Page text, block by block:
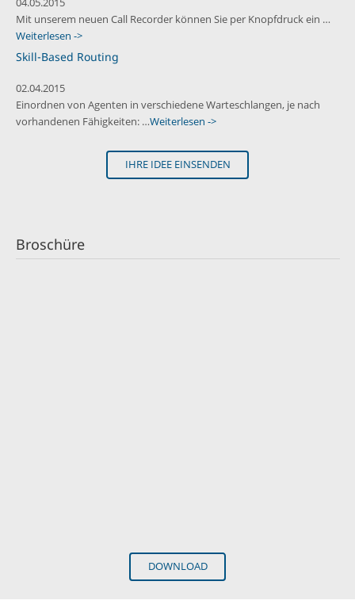
Mit unserem neuen Call Recorder können Sie per Knopfdruck ein …
Weiterlesen ->
Skill-Based Routing
02.04.2015
Einordnen von Agenten in verschiedene Warteschlangen, je nach
vorhandenen Fähigkeiten: …Weiterlesen ->
IHRE IDEE EINSENDEN
Broschüre
DOWNLOAD